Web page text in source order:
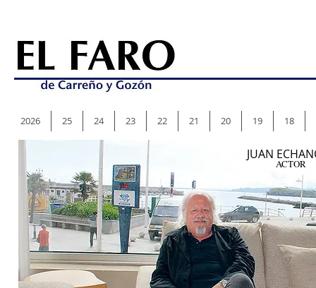
JUAN
ACTOR
2026 25 24 23 22 21 20 19 18